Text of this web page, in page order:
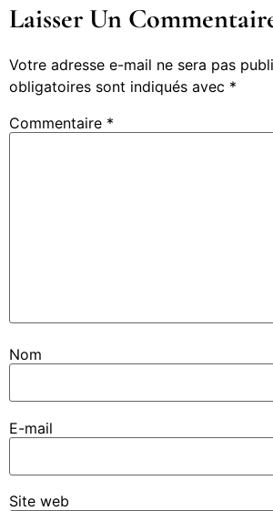
Laisser Un
Votre adresse e-mail ne sera pas
obligatoires sont indiqués avec *
Commentaire *
Nom
E-mail
Site web